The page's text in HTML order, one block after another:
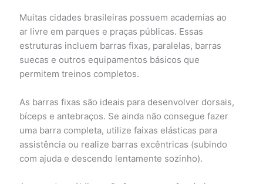
Muitas cidades brasileiras possuem academias ao
ar livre em parques e praças públicas. Essas
estruturas incluem barras fixas, paralelas, barras
suecas e outros equipamentos básicos que
permitem treinos completos.
As barras fixas são ideais para desenvolver dorsais,
bíceps e antebraços. Se ainda não consegue fazer
uma barra completa, utilize faixas elásticas para
assistência ou realize barras excêntricas (subindo
com ajuda e descendo lentamente sozinho).